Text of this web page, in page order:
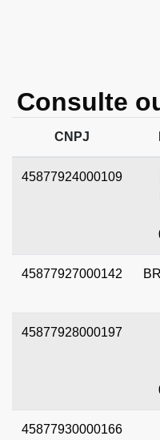
Consulte
CNPJ
45877924000109
45877927000142
45877928000197
45877930000166